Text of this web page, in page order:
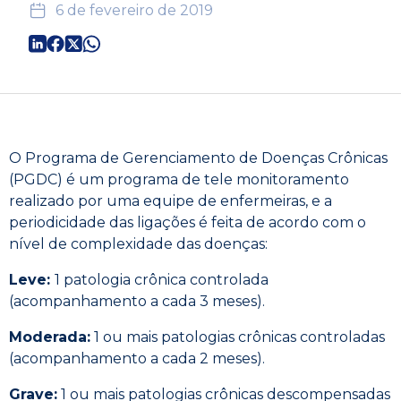
6 de fevereiro de 2019
O Programa de Gerenciamento de Doenças Crônicas
(PGDC) é um programa de tele monitoramento
realizado por uma equipe de enfermeiras, e a
periodicidade das ligações é feita de acordo com o
nível de complexidade das doenças:
Leve: 1 patologia crônica controlada
(acompanhamento a cada 3 meses).
Moderada: 1 ou mais patologias crônicas controladas
(acompanhamento a cada 2 meses).
Grave: 1 ou mais patologias crônicas descompensadas